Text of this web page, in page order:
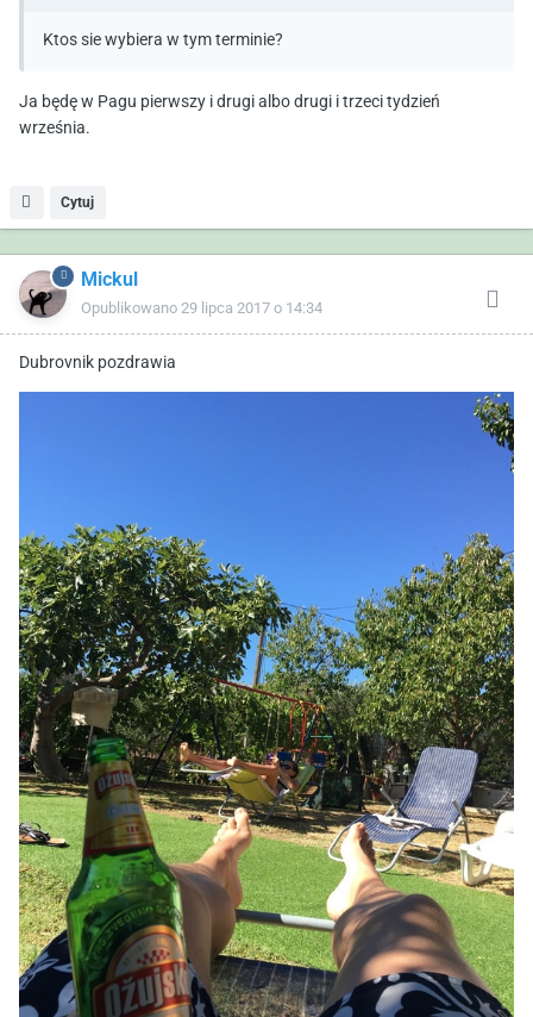
Ktos sie wybiera w tym terminie?
Ja będę w Pagu pierwszy i drugi albo drugi i trzeci tydzień
września.
Cytuj
Mickul
Opublikowano 29 lipca 2017 o 14:34
Dubrovnik pozdrawia